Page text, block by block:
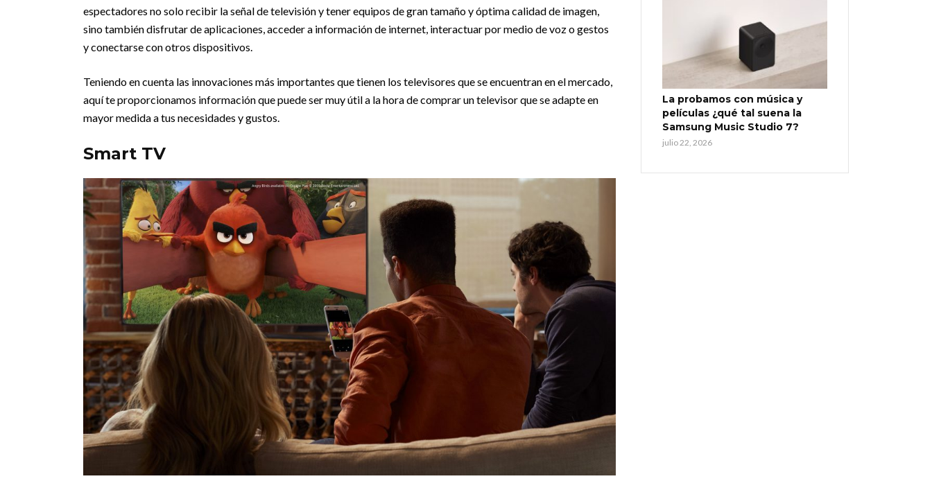
espectadores no solo recibir la señal de televisión y tener equipos de gran tamaño y óptima calidad de imagen,
sino también disfrutar de aplicaciones, acceder a información de internet, interactuar por medio de voz o gestos
y conectarse con otros dispositivos.
Teniendo en cuenta las innovaciones más importantes que tienen los televisores que se encuentran en el mercado,
aquí te proporcionamos información que puede ser muy útil a la hora de comprar un televisor que se adapte en
mayor medida a tus necesidades y gustos.
Smart TV
La probamos con música y
películas ¿qué tal suena la
Samsung Music Studio 7?
julio 22, 2026